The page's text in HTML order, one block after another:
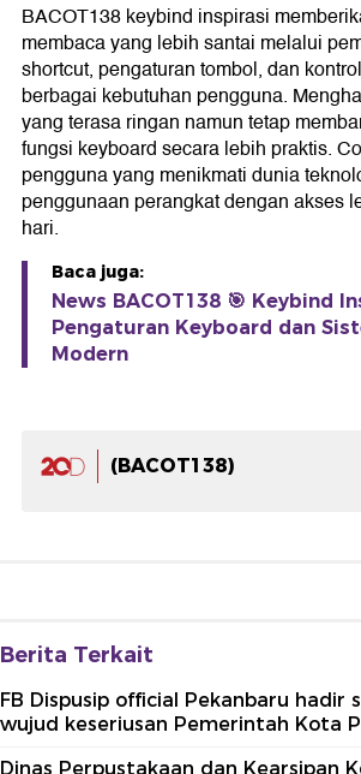
BACOT138 keybind inspirasi
membaca yang lebih santai melalui
shortcut, pengaturan tombol, dan
berbagai kebutuhan pengguna.
yang terasa ringan namun tetap
fungsi keyboard secara lebih praktis.
pengguna yang menikmati dunia
penggunaan perangkat dengan akses
hari.
Baca juga:
News BACOT138 🎯 Keybind
Pengaturan Keyboard dan
Modern
(BACOT138)
Berita Terkait
FB Dispusip official Pekanbaru hadir
wujud keseriusan Pemerintah Kota
Dinas Perpustakaan dan Kearsipan